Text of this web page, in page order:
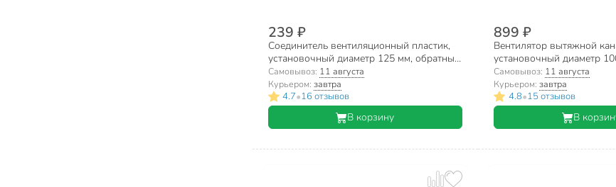
239 ₽
Соединитель вентиляционный пластик,
установочный диаметр 125 мм, обратный
клапан, Event, 125 СКПО
Самовывоз: 11 августа
Курьером: завтра
4.7•16 отзывов
В корзину
899 ₽
Вентилятор вытяжной
установочный диаметр
м³/ч, ВК100
Самовывоз: 11 августа
Курьером: завтра
4.8•15 отзывов
В